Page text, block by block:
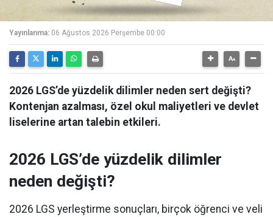
Yayınlanma: 06 Ağustos 2026 Perşembe 00:00
2026 LGS’de yüzdelik dilimler neden sert değişti?
Kontenjan azalması, özel okul maliyetleri ve devlet
liselerine artan talebin etkileri.
2026 LGS’de yüzdelik dilimler
neden değişti?
2026 LGS yerleştirme sonuçları, birçok öğrenci ve veli